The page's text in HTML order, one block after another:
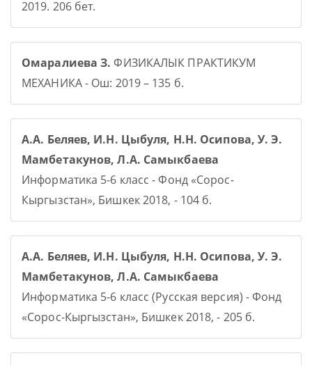
2019. 206 бет.
Омаралиева З. ФИЗИКАЛЫК ПРАКТИКУМ
МЕХАНИКА - Ош: 2019 – 135 б.
А.А. Беляев, И.Н. Цыбуля, Н.Н. Осипова, У. Э.
Мамбетакунов, Л.А. Самыкбаева
Информатика 5-6 класс - Фонд «Сорос-
Кыргызстан», Бишкек 2018, - 104 б.
А.А. Беляев, И.Н. Цыбуля, Н.Н. Осипова, У. Э.
Мамбетакунов, Л.А. Самыкбаева
Информатика 5-6 класс (Русская версия) - Фонд
«Сорос-Кыргызстан», Бишкек 2018, - 205 б.